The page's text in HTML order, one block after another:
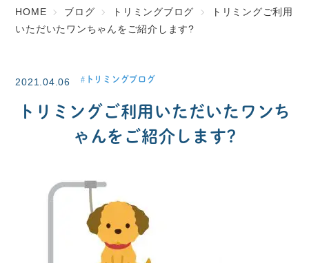
HOME ブログ トリミングブログ
トリミングご利用
いただいたワンちゃんをご紹介します?
2021.04.06 トリミングブログ
トリミングご利用いただいたワンち
ゃんをご紹介します?